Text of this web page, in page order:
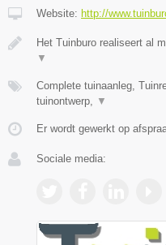
Website: http://
Het Tuinburo realiseert al
▼
Complete tuinaanleg,
tuinontwerp,
▼
Er wordt gewerkt op
Sociale media: